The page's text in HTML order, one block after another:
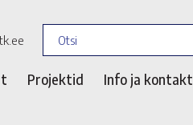
Projektid Info ja kontakt